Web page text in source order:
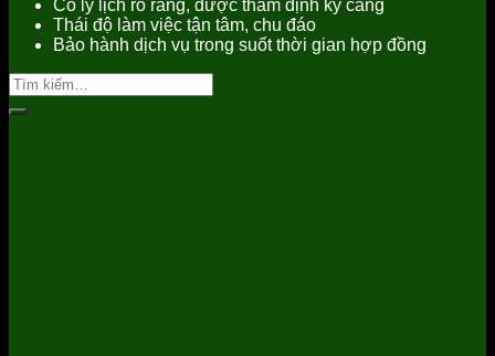
Có lý lịch rõ ràng, được thẩm định kỹ càng
Thái độ làm việc tận tâm, chu đáo
Bảo hành dịch vụ trong suốt thời gian hợp đồng
Tìm
kiếm: